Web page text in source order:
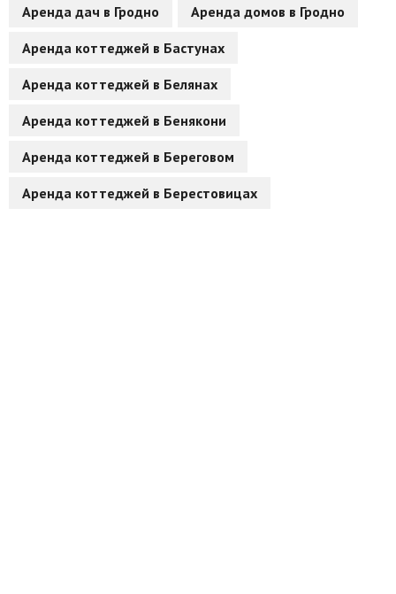
Способы оплаты
Реклама на сайте
Аренда дач в Гродно Аренда домов в Гродно
Аренда коттеджей в Бастунах
Аренда коттеджей в Белянах
Аренда коттеджей в Бенякони
Аренда коттеджей в Береговом
Аренда коттеджей в Берестовицах